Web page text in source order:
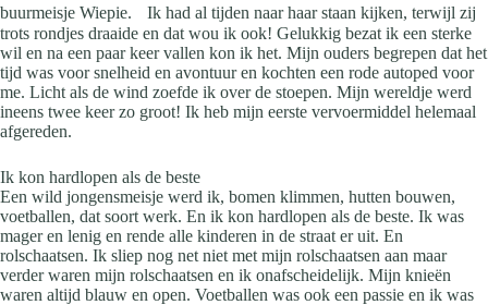
buurmeisje Wiepie. Ik had al tijden naar haar staan kijken, terwijl zij
trots rondjes draaide en dat wou ik ook! Gelukkig bezat ik een sterke
wil en na een paar keer vallen kon ik het. Mijn ouders begrepen dat het
tijd was voor snelheid en avontuur en kochten een rode autoped voor
me. Licht als de wind zoefde ik over de stoepen. Mijn wereldje werd
ineens twee keer zo groot! Ik heb mijn eerste vervoermiddel helemaal
afgereden.
Ik kon hardlopen als de beste
Een wild jongensmeisje werd ik, bomen klimmen, hutten bouwen,
voetballen, dat soort werk. En ik kon hardlopen als de beste. Ik was
mager en lenig en rende alle kinderen in de straat er uit. En
rolschaatsen. Ik sliep nog net niet met mijn rolschaatsen aan maar
verder waren mijn rolschaatsen en ik onafscheidelijk. Mijn knieën
waren altijd blauw en open. Voetballen was ook een passie en ik was